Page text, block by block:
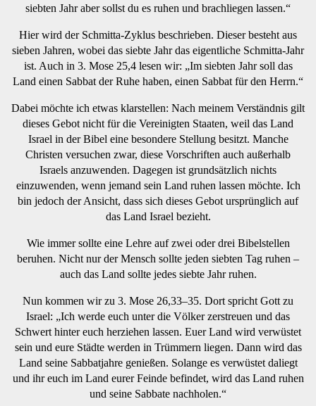
siebten Jahr aber sollst du es ruhen und brachliegen lassen.“
Hier wird der Schmitta-Zyklus beschrieben. Dieser besteht aus
sieben Jahren, wobei das siebte Jahr das eigentliche Schmitta-Jahr
ist. Auch in 3. Mose 25,4 lesen wir: „Im siebten Jahr soll das
Land einen Sabbat der Ruhe haben, einen Sabbat für den Herrn.“
Dabei möchte ich etwas klarstellen: Nach meinem Verständnis gilt
dieses Gebot nicht für die Vereinigten Staaten, weil das Land
Israel in der Bibel eine besondere Stellung besitzt. Manche
Christen versuchen zwar, diese Vorschriften auch außerhalb
Israels anzuwenden. Dagegen ist grundsätzlich nichts
einzuwenden, wenn jemand sein Land ruhen lassen möchte. Ich
bin jedoch der Ansicht, dass sich dieses Gebot ursprünglich auf
das Land Israel bezieht.
Wie immer sollte eine Lehre auf zwei oder drei Bibelstellen
beruhen. Nicht nur der Mensch sollte jeden siebten Tag ruhen –
auch das Land sollte jedes siebte Jahr ruhen.
Nun kommen wir zu 3. Mose 26,33–35. Dort spricht Gott zu
Israel: „Ich werde euch unter die Völker zerstreuen und das
Schwert hinter euch herziehen lassen. Euer Land wird verwüstet
sein und eure Städte werden in Trümmern liegen. Dann wird das
Land seine Sabbatjahre genießen. Solange es verwüstet daliegt
und ihr euch im Land eurer Feinde befindet, wird das Land ruhen
und seine Sabbate nachholen.“